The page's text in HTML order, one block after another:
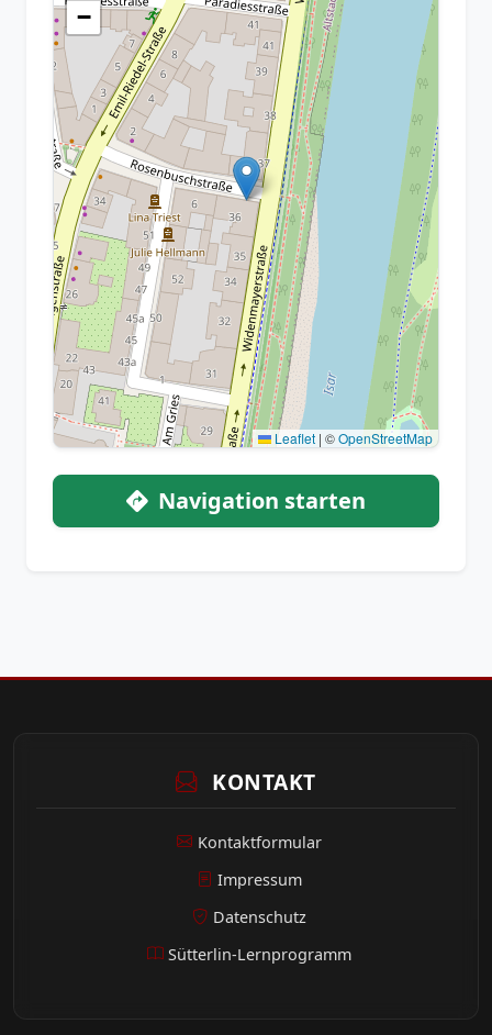
−
Leaflet | ©OpenStreetMap
Navigation starten
KONTAKT
Kontaktformular
Impressum
Datenschutz
Sütterlin-Lernprogramm